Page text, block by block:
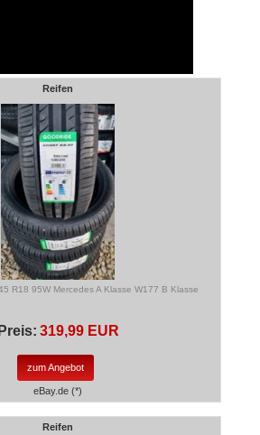
Reifen
R18 95W Mercedes A Klasse W177 B Klasse
Preis: 319,99 EUR
zum Angebot
eBay.de (*)
Reifen